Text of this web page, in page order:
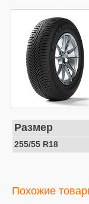
Размер
255/55 R18
Похожие